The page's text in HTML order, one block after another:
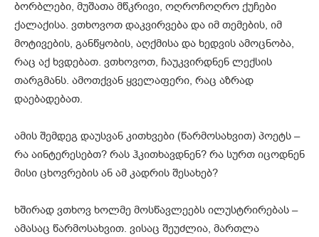
ბორბლები, მუშათა მწკრივი, ოღროჩოღრო ქუჩები
ქალაქისა. ვთხოვოთ დაკვირვება და იმ თემების, იმ
მოტივების, განწყობის, აღქმისა და ხედვის ამოცნობა,
რაც აქ ხვდებათ. ვთხოვოთ, ჩაუკვირდნენ ლექსის
თარგმანს. ამოთქვან ყველაფერი, რაც აზრად
დაებადებათ.
ამის შემდეგ დაუსვან კითხვები (წარმოსახვით) პოეტს –
რა აინტერესებთ? რას ჰკითხავდნენ? რა სურთ იცოდნენ
მისი ცხოვრების ან ამ კადრის შესახებ?
ხშირად ვთხოვ ხოლმე მოსწავლეებს ილუსტრირებას –
ამასაც წარმოსახვით. ვისაც შეუძლია, მართლა